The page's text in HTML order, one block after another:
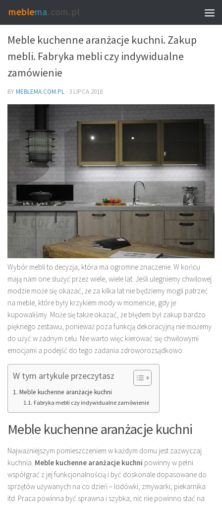
MEBLE I WNĘTRZA
Meble kuchenne aranżacje kuchni. Zakup
mebli. Fabryka mebli czy indywidualne
zamówienie
BYMEBLEMA.COM.PL · 3 LIPCA 2018
Wybór mebli to decyzja, która ma ogromne znaczenie. W końcu
mają nam one służyć przez wiele, wiele lat. Jeśli ulegniemy chwilowej
modzie może się okazać, że za kilka lat nie będziemy mogli patrzeć
na meble, które były krzykiem mody w momencie, gdy je
kupowaliśmy. Może się także okazać, że błędem był zakup bardzo
pięknego zestawu, ponieważ poza funkcją dekoracyjną nie możemy
do użyć w żadnym celu. Nie warto więc kierować się chwilowymi
emocjami a podejść do tego zadania zdroworozsądkowo.
W tym artykule przeczytasz
Meble kuchenne aranżacje kuchni
Fabryka mebli czy indywidualne zamówienie
Meble kuchenne aranżacje kuchni
Najważniejszym pomieszczeniem w każdym domu jest zazwyczaj
kuchnia. Meble kuchenne aranżacje kuchni powinny w pełni
współgrać z jej funkcjonalnością i być doskonale dopasowane do
sprzętów używanych na co dzień – lodówki, zmywarki, piekarnika
itd. Praca powinna być sprawna i szybka, nic nie powinno stać na